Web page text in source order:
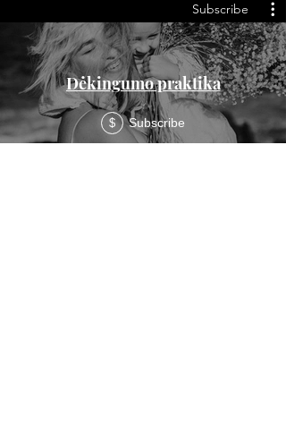
Subscribe
Dėkingumo praktika
$ Subscribe